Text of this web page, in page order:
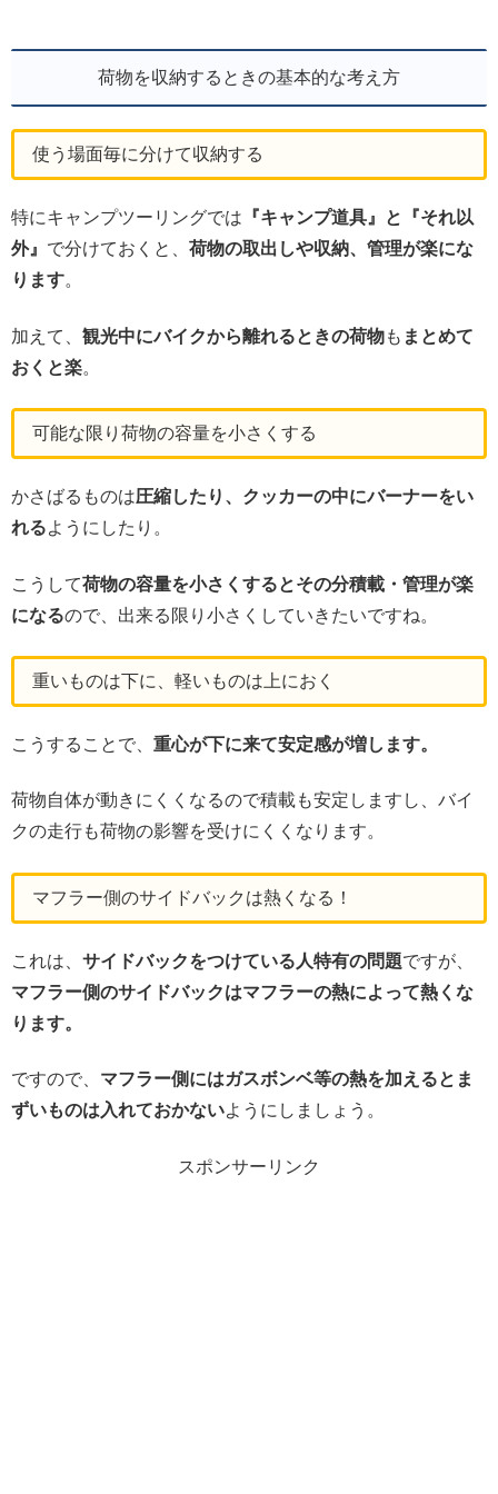
荷物を収納するときの基本的な考え方
使う場面毎に分けて収納する
特にキャンプツーリングでは 『キャンプ道具』と『それ以
外』 で分けておくと、 荷物の取出しや収納、管理が楽にな
ります。
加えて、 観光中にバイクから離れるときの荷物も まとめて
おくと楽。
可能な限り荷物の容量を小さくする
かさばるものは圧縮したり、クッカーの中にバーナーをい
れるようにしたり。
こうして荷物の容量を小さくするとその分積載・管理が楽
になるので、出来る限り小さくしていきたいですね。
重いものは下に、軽いものは上におく
こうすることで、 重心が下に来て安定感が増します。
荷物自体が動きにくくなるので積載も安定しますし、バイ
クの走行も荷物の影響を受けにくくなります。
マフラー側のサイドバックは熱くなる！
これは、 サイドバックをつけている人特有の問題ですが、
マフラー側のサイドバックはマフラーの熱によって熱くな
ります。
ですので、 マフラー側にはガスボンベ等の熱を加えるとま
ずいものは入れておかないようにしましょう。
スポンサーリンク